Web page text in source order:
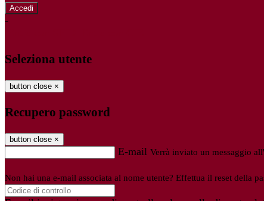
-
Seleziona utente
button close ×
Recupero password
button close ×
E-mail Verrà inviato un messaggio
Non hai una e-mail associata al nome utente? Effettua il reset della